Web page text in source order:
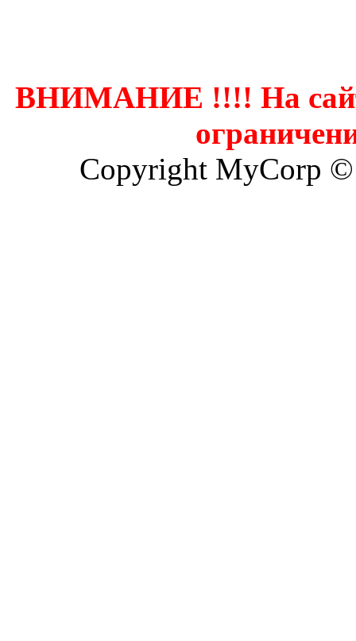
ВНИМАНИЕ !!!! На
Copyright MyCorp